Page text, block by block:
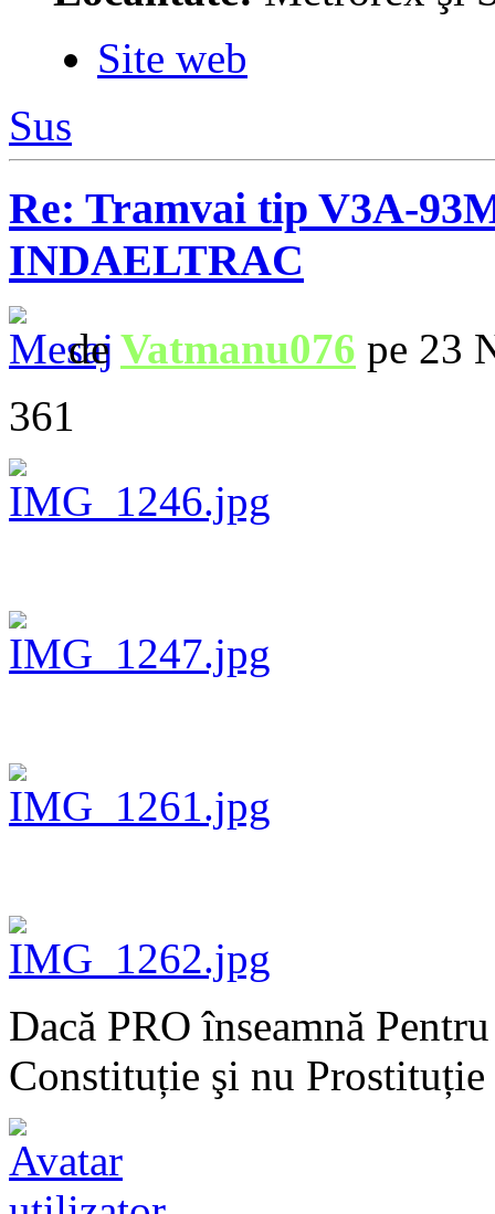
Site web
Sus
Re: Tramvai tip V3A-
INDAELTRAC
de Vatmanu076 pe 23
361
Dacă PRO înseamnă
Constituție şi nu Prostituție